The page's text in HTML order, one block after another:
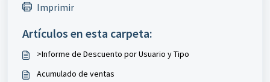
Imprimir
Artículos en esta carpeta:
>Informe de Descuento por Usuario y Tipo
Acumulado de ventas